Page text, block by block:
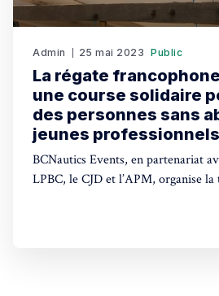
Admin 25 mai 2023 Public
La régate
une course solidaire
des personnes sans
jeunes professionnels
BCNautics Events, en partenariat
LPBC, le CJD et l’APM, organise